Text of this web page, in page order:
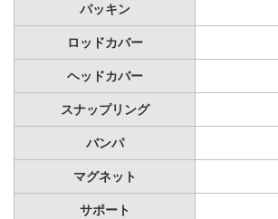
パッキン
ロッドカバー
ヘッドカバー
スナップリング
バンパ
マグネット
サポート